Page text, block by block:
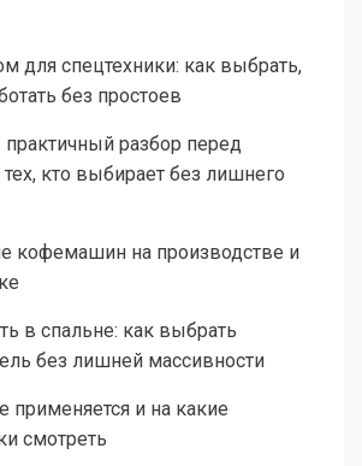
для спецтехники: как выбрать,
без простоев
практичный разбор перед
кто выбирает без лишнего
кофемашин на производстве и
в спальне: как выбрать
без лишней массивности
применяется и на какие
смотреть